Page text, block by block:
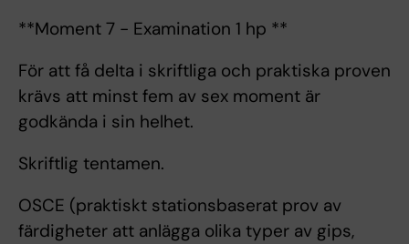
**Moment 7 - Examination 1 hp **
För att få delta i skriftliga och praktiska proven
krävs att minst fem av sex moment är
godkända i sin helhet.
Skriftlig tentamen.
OSCE (praktiskt stationsbaserat prov av
färdigheter att anlägga olika typer av gips,